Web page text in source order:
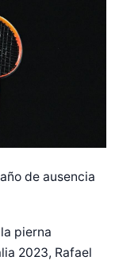
de ausencia
pierna
2023, Rafael